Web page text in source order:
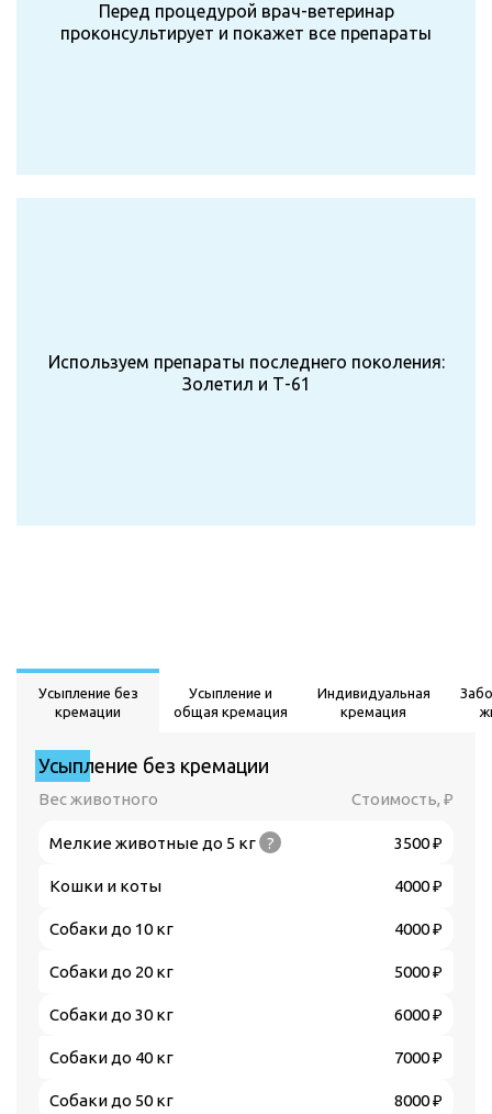
Перед процедурой врач-ветеринар
проконсультирует и покажет все препараты
Используем препараты последнего поколения:
Золетил и Т-61
Усыпление без
кремации
Усыпление и
общая кремация
Индивидуальная
кремация
Усыпление без кремации
Вес животного Стоимость, ₽
Мелкие животные до 5 кг ? 3500 ₽
Кошки и коты 4000 ₽
Собаки до 10 кг 4000 ₽
Собаки до 20 кг 5000 ₽
Собаки до 30 кг 6000 ₽
Собаки до 40 кг 7000 ₽
Собаки до 50 кг 8000 ₽